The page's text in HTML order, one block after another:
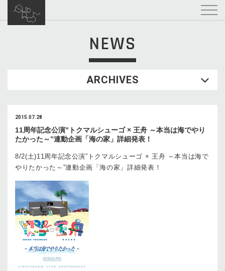
NEWS
ARCHIVES
2015.07.28
11周年記念公演”トクマルシューゴ × 王舟 ～本当は海でやり
たかった～”連動企画「海の家」詳細発表！
8/2(土)11周年記念公演”トクマルシューゴ × 王舟 ～本当は海で
やりたかった～”連動企画「海の家」詳細発表！